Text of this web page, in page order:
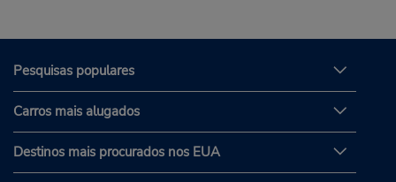
Pesquisas populares
Carros mais alugados
Destinos mais procurados nos EUA